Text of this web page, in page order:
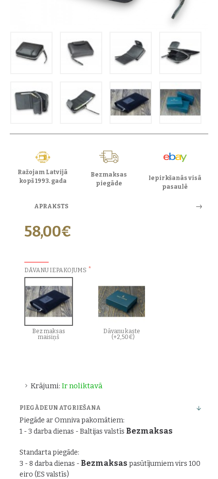
Ražojam Latvijā
kopš 1993. gada
Bezmaksas
piegāde
Iepirkšanās visā
pasaulē
APRAKSTS
Krājumi: Ir noliktavā
58,00€
DĀVANU IEPAKOJUMS
Bez maksas
maisiņš
Dāvanu kaste
(+2,50€)
PIEGĀDE UN ATGRIEŠANA
Piegāde ar Omniva pakomātiem:
1 - 3 darba dienas - Baltijas valstīs Bezmaksas
Standarta piegāde:
3 - 8 darba dienas - Bezmaksas pasūtījumiem virs 100
eiro (ES valstīs)